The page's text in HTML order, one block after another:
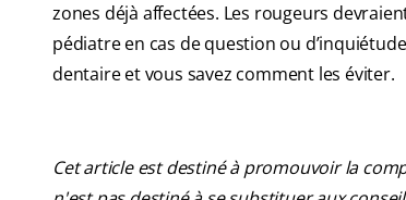
zones déjà affectées. Les rougeurs
pédiatre en cas de question ou
dentaire et vous savez comment les éviter.
Cet article est destiné à promouvoir la